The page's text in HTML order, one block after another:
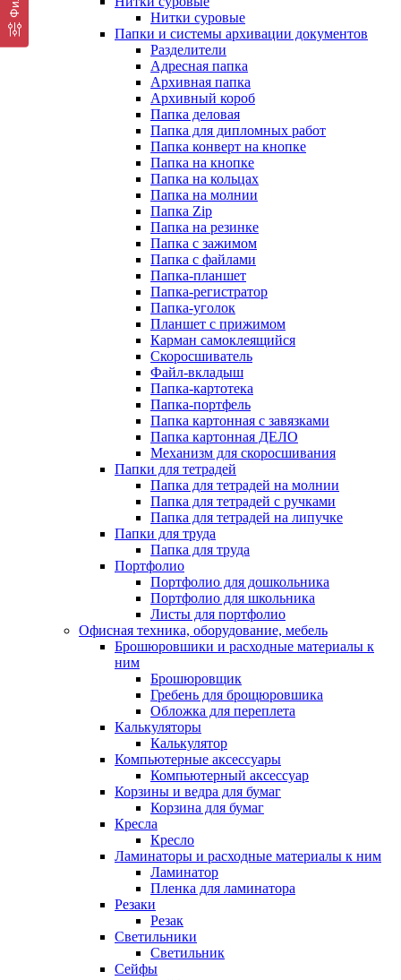
Нитки суровые
Папки и системы архивации документов
Разделители
Адресная папка
Архивная папка
Архивный короб
Папка деловая
Папка для дипломных работ
Папка конверт на кнопке
Папка на кнопке
Папка на кольцах
Папка на молнии
Папка Zip
Папка на резинке
Папка с зажимом
Папка с файлами
Папка-планшет
Папка-регистратор
Папка-уголок
Планшет с прижимом
Карман самоклеящийся
Скоросшиватель
Файл-вкладыш
Папка-картотека
Папка-портфель
Папка картонная с завязками
Папка картонная ДЕЛО
Механизм для скоросшивания
Папки для тетрадей
Папка для тетрадей на молнии
Папка для тетрадей с ручками
Папка для тетрадей на липучке
Папки для труда
Папка для труда
Портфолио
Портфолио для дошкольника
Портфолио для школьника
Листы для портфолио
Офисная техника, оборудование, мебель
Брошюровшики и расходные материалы к
ним
Брошюровщик
Гребень для брощюровшика
Обложка для переплета
Калькуляторы
Калькулятор
Компьютерные аксессуары
Компьютерный аксессуар
Корзины и ведра для бумаг
Корзина для бумаг
Кресла
Кресло
Ламинаторы и расходные материалы к ним
Ламинатор
Пленка для ламинатора
Резаки
Резак
Светильники
Светильник
Сейфы